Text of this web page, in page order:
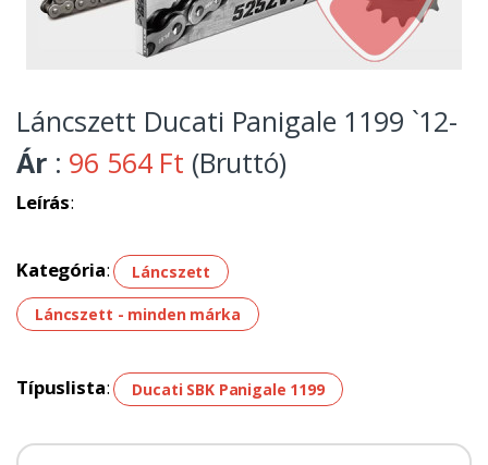
Láncszett Ducati Panigale 1199 `12-
Ár : 96 564 Ft (Bruttó)
Leírás:
Kategória: Láncszett
Láncszett - minden márka
Típuslista: Ducati SBK Panigale 1199